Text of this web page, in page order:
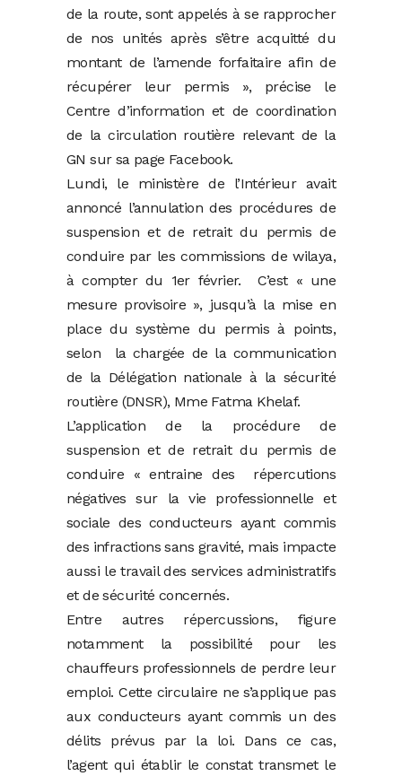
de la route, sont appelés à se rapprocher
de nos unités après s’être acquitté du
montant de l’amende forfaitaire afin de
récupérer leur permis », précise le
Centre d’information et de coordination
de la circulation routière relevant de la
GN sur sa page Facebook.
Lundi, le ministère de l’Intérieur avait
annoncé l’annulation des procédures de
suspension et de retrait du permis de
conduire par les commissions de wilaya,
à compter du 1er février. C’est « une
mesure provisoire », jusqu’à la mise en
place du système du permis à points,
selon la chargée de la communication
de la Délégation nationale à la sécurité
routière (DNSR), Mme Fatma Khelaf.
L’application de la procédure de
suspension et de retrait du permis de
conduire « entraine des répercutions
négatives sur la vie professionnelle et
sociale des conducteurs ayant commis
des infractions sans gravité, mais impacte
aussi le travail des services administratifs
et de sécurité concernés.
Entre autres répercussions, figure
notamment la possibilité pour les
chauffeurs professionnels de perdre leur
emploi. Cette circulaire ne s’applique pas
aux conducteurs ayant commis un des
délits prévus par la loi. Dans ce cas,
l’agent qui établir le constat transmet le